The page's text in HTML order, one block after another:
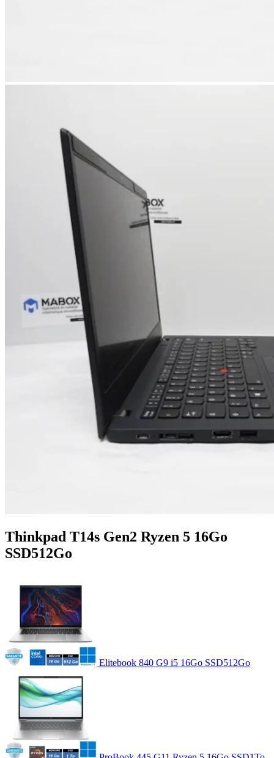
Thinkpad T14s Gen2 Ryzen 5 16Go
SSD512Go
Elitebook 840 G9 i5 16Go SSD512Go